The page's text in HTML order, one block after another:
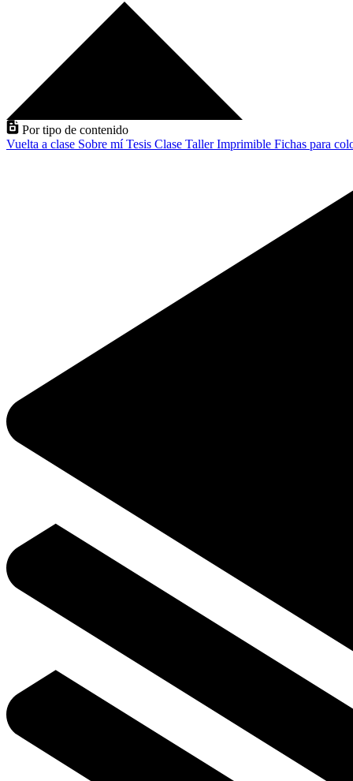
Por tipo de contenido
Vuelta a clase Sobre míTesis Clase TallerImprimible Fichas para